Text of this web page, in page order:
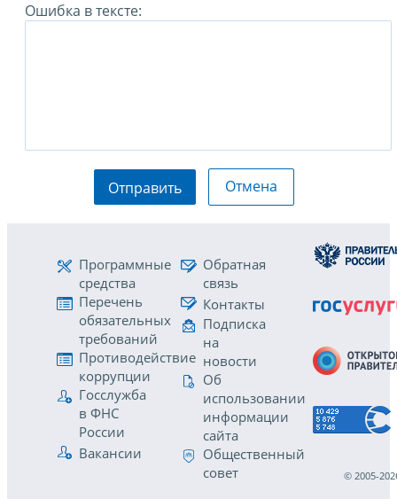
Ошибка в тексте:
Отправить Отмена
Программные
средства
Перечень
обязательных
требований
Противодействие
коррупции
Госслужба
в ФНС
России
Вакансии
Обратная
связь
Контакты
Подписка
на
новости
Об
использовании
информации
сайта
Общественный
совет
© 2005-